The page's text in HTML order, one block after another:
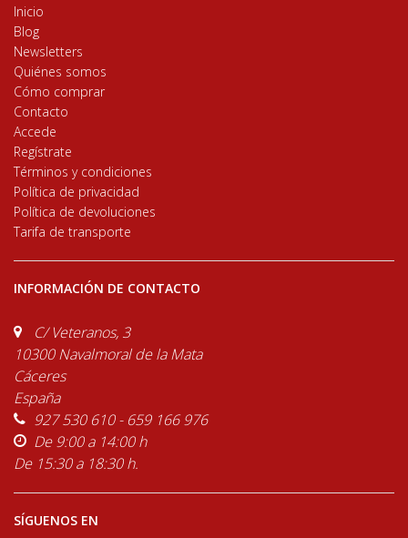
Inicio
Blog
Newsletters
Quiénes somos
Cómo comprar
Contacto
Accede
Regístrate
Términos y condiciones
Política de privacidad
Política de devoluciones
Tarifa de transporte
INFORMACIÓN DE CONTACTO
C/ Veteranos, 3
10300 Navalmoral de la Mata
Cáceres
España
927 530 610 - 659 166 976
De 9:00 a 14:00 h
De 15:30 a 18:30 h.
SÍGUENOS EN